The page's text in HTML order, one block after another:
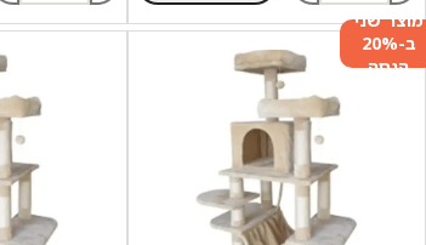
מוצר שני
ב-20%
הנחה